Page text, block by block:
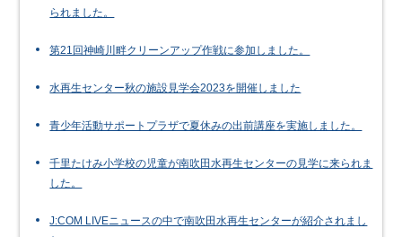
られました。
第21回神崎川畔クリーンアップ作戦に参加しました。
水再生センター秋の施設見学会2023を開催しました
青少年活動サポートプラザで夏休みの出前講座を実施しました。
千里たけみ小学校の児童が南吹田水再生センターの見学に来られま
した。
J:COM LIVEニュースの中で南吹田水再生センターが紹介されまし